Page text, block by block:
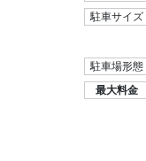
駐車サイズ
駐車場形態
最大料金